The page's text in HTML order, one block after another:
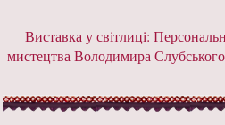
Виставка у світлиці:
мистецтва Володимира